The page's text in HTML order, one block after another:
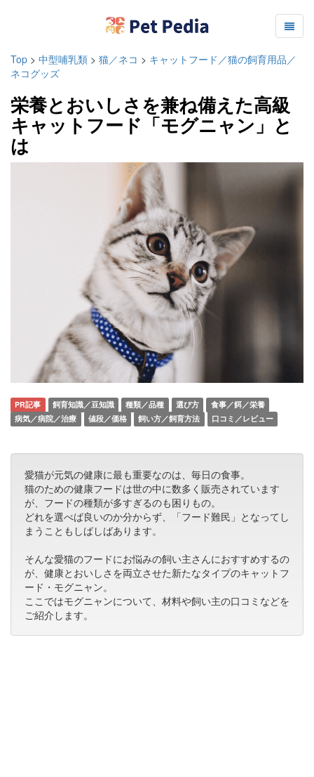
Top > 中型哺乳類 > 猫／ネコ > キャットフード／猫の飼育用品／
ネコグッズ
栄養とおいしさを兼ね備えた高級
キャットフード「モグニャン」と
は
PR記事 飼育知識／豆知識 種類／品種 選び方
食事／餌／栄養
病気／病院／治療
値段／価格 飼い方／飼育方法 口コミ／レビュー
愛猫が元気の健康に最も重要なのは、毎日の食事。
猫のための健康フードは世の中に数多く販売されています
が、フードの種類が多すぎるのも困りもの。
どれを選べば良いのか分からず、「フード難民」となってし
まうこともしばしばあります。
そんな愛猫のフードにお悩みの飼い主さんにおすすめするの
が、健康とおいしさを両立させた新たなタイプのキャットフ
ード・モグニャン。
ここではモグニャンについて、材料や飼い主の口コミなどを
ご紹介します。